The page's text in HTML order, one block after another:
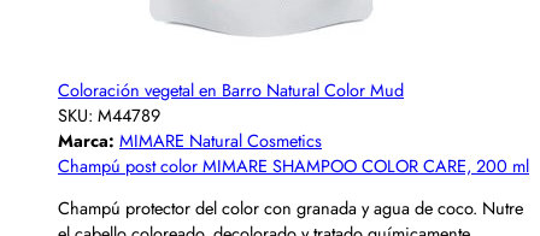
Coloración vegetal en Barro Natural Color Mud
SKU: M44789
Marca: MIMARE Natural Cosmetics
Champú post color MIMARE SHAMPOO COLOR CARE, 200 ml
Champú protector del color con granada y agua de coco. Nutre